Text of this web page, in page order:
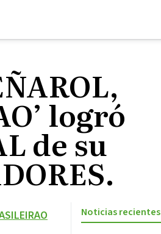
logró
de su
Noticias recientes